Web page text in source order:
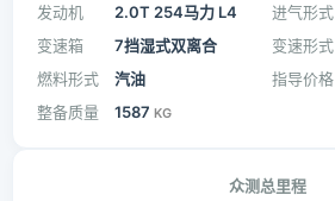
发动机 2.0T 254马力 L4 进气形式
变速箱
7挡湿式双离合 变速形式
燃料形式
汽油 指导价格
整备质量 1587 KG
众测总里程